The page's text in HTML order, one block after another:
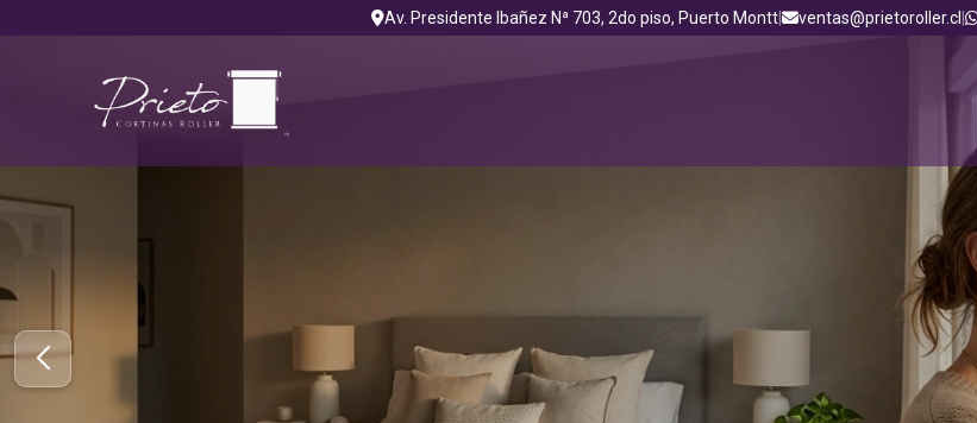
Av. Presidente Ibañez Nª 703, 2do piso, Puerto Montt| ventas@prietoroller.cl|